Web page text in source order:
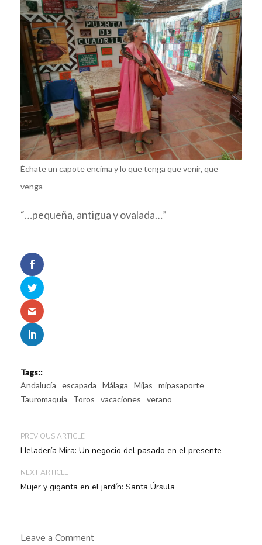
Échate un capote encima y lo que tenga que venir, que
venga
“…pequeña, antigua y ovalada…”
Tags::
Andalucía
escapada Málaga Mijas
mipasaporte
Tauromaquia
Toros vacaciones verano
PREVIOUS ARTICLE
Heladería Mira: Un negocio del pasado en el presente
NEXT ARTICLE
Mujer y giganta en el jardín: Santa Úrsula
Leave a Comment